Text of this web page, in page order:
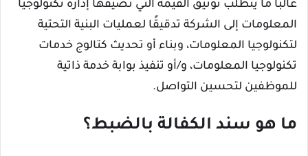
غالبًا ما يتطلب توثيق القيمة التي تضيفها إدارة تكنولوجيا
المعلومات إلى الشركة تدقيقًا لعمليات البنية التحتية
لتكنولوجيا المعلومات، وبناء أو تحديث كتالوج خدمات
تكنولوجيا المعلومات، و/أو تنفيذ بوابة خدمة ذاتية
للموظفين لتحسين التواصل.
ما هو سند الكفالة بالضبط؟